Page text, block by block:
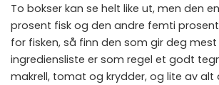
To bokser kan se helt like ut, men den
prosent fisk og den andre femti
for fisken, så finn den som gir deg mest
ingrediensliste er som regel et godt
makrell, tomat og krydder, og lite av alt